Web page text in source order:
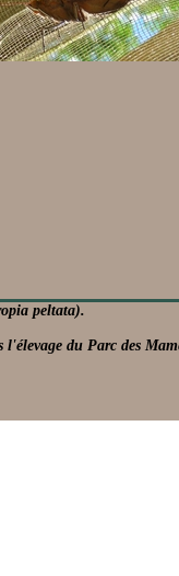
peltata).
l'élevage du Parc des